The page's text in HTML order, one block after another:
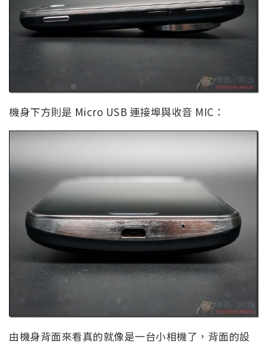
機身下方則是 Micro USB 連接埠與收音 MIC：
由機身背面來看真的就像是一台小相機了，背面的設